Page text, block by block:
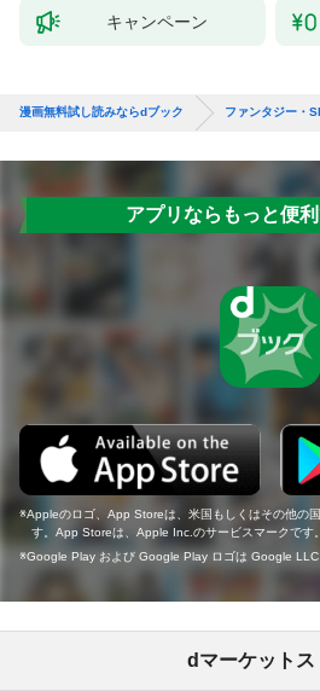
キャンペーン
漫画無料試し読みならdブック ファンタジー・
アプリならもっと便利
Appleのロゴ、App Storeは、米国もしくはその他の
す。App Storeは、Apple Inc.のサービスマークです。
Google Play および Google Play ロゴは Google LLC
dマーケットス